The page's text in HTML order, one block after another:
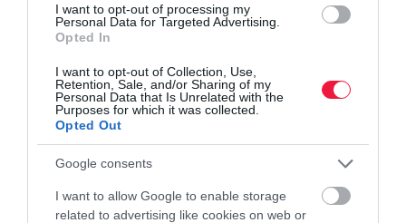
I want to opt-out of processing my
Personal Data for Targeted Advertising.
Opted In
I want to opt-out of Collection, Use,
Retention, Sale, and/or Sharing of my
Personal Data that Is Unrelated with the
Purposes for which it was collected.
Opted Out
Google consents
I want to allow Google to enable storage
related to advertising like cookies on web or
Fizetendő járulékok 2025. január 1-től címmel tette közzé friss
tájékoztatóját a Nemzeti Adó- és Vámhivatal (NAV). Különösen
azok figyeljenek, akik "maguk után fizetik a TB-jüket", vagyis